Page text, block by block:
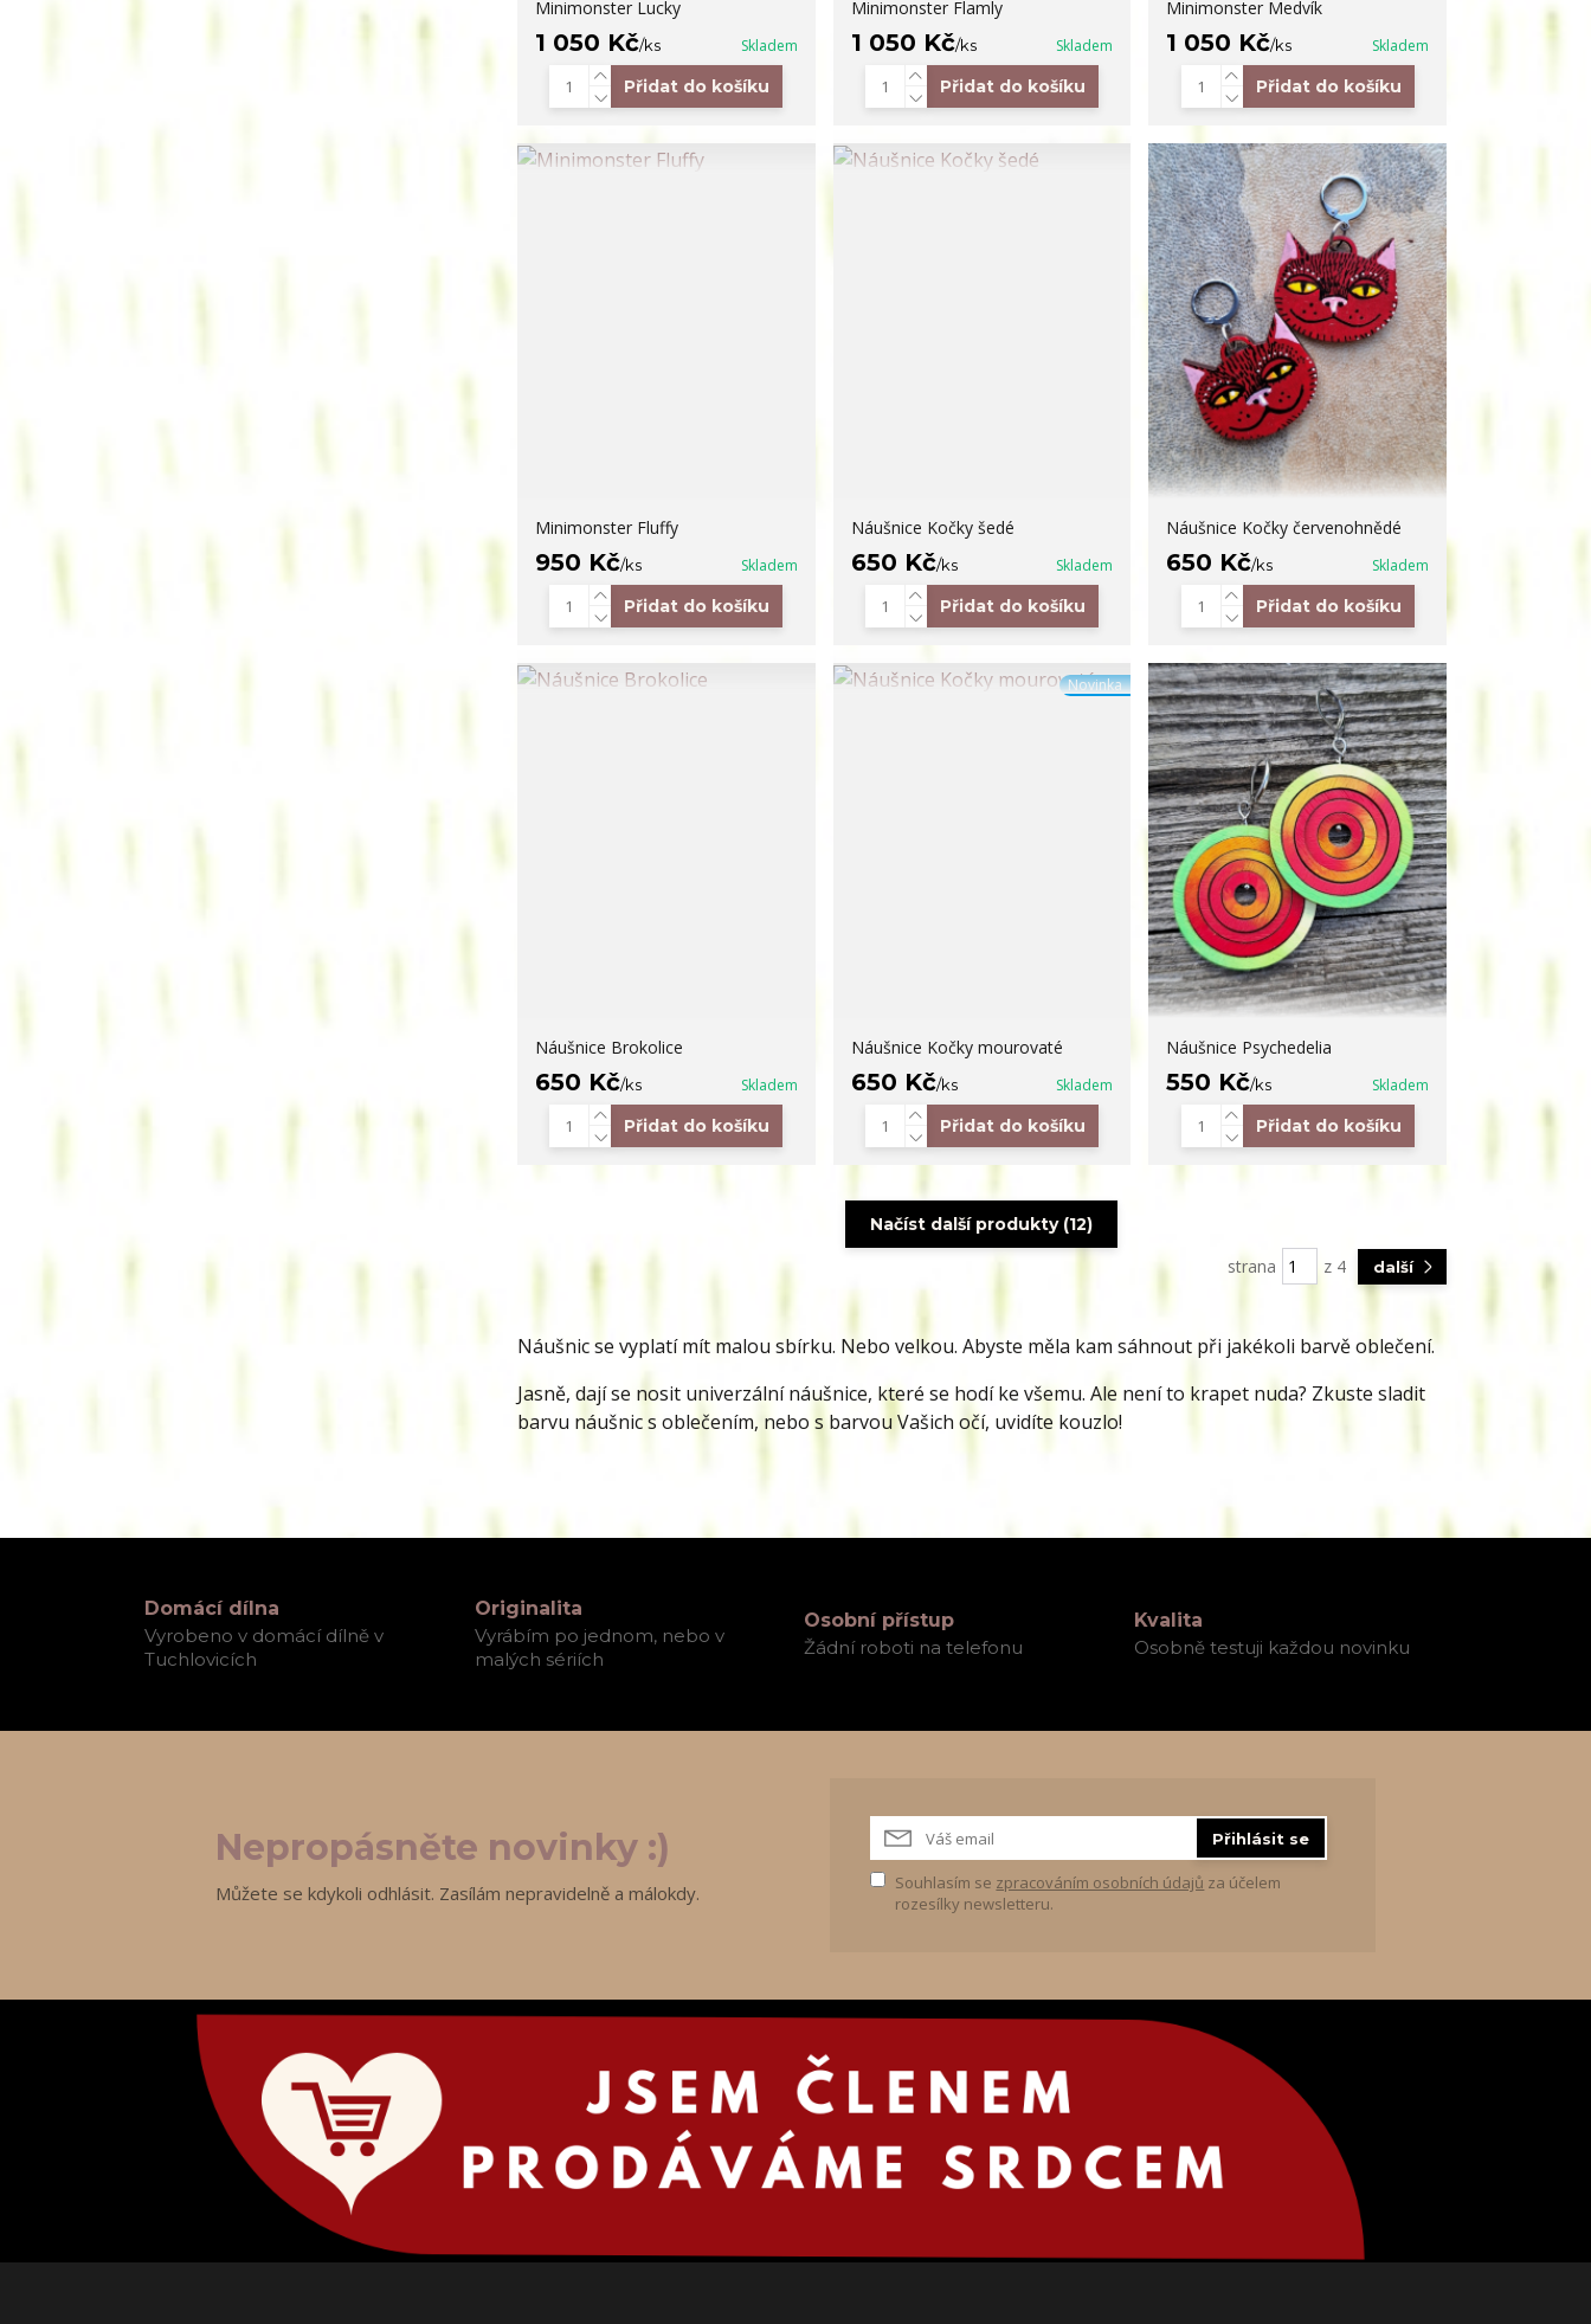
Minimonster Lucky
1 050 Kč/ks Skladem
Přidat do košíku
Minimonster Flamly
1 050 Kč/ks Skladem
Přidat do košíku
Minimonster Medvík
1 050 Kč/ks Skladem
Přidat do košíku
Minimonster Fluffy
950 Kč/ks Skladem
Přidat do košíku
Náušnice Kočky šedé
650 Kč/ks Skladem
Přidat do košíku
Náušnice Kočky červenohnědé
650 Kč/ks Skladem
Přidat do košíku
Náušnice Brokolice
650 Kč/ks Skladem
Přidat do košíku
Novinka
Náušnice Kočky mourovaté
650 Kč/ks Skladem
Přidat do košíku
Náušnice Psychedelia
550 Kč/ks Skladem
Přidat do košíku
Načíst další produkty (12)
strana z 4 další
Náušnic se vyplatí mít malou sbírku. Nebo velkou. Abyste měla kam sáhnout při jakékoli barvě oblečení.
Jasně, dají se nosit univerzální náušnice, které se hodí ke všemu. Ale není to krapet nuda? Zkuste sladit
barvu náušnic s oblečením, nebo s barvou Vašich očí, uvidíte kouzlo!
Domácí dílna
Vyrobeno v domácí dílně v
Tuchlovicích
Originalita
Vyrábím po jednom, nebo v
malých sériích
Osobní přístup
Žádní roboti na telefonu
Kvalita
Osobně testuji každou novinku
Nepropásněte novinky :)
Můžete se kdykoli odhlásit. Zasílám nepravidelně a málokdy.
Přihlásit se
Souhlasím se zpracováním osobních údajů za účelem
rozesílky newsletteru.